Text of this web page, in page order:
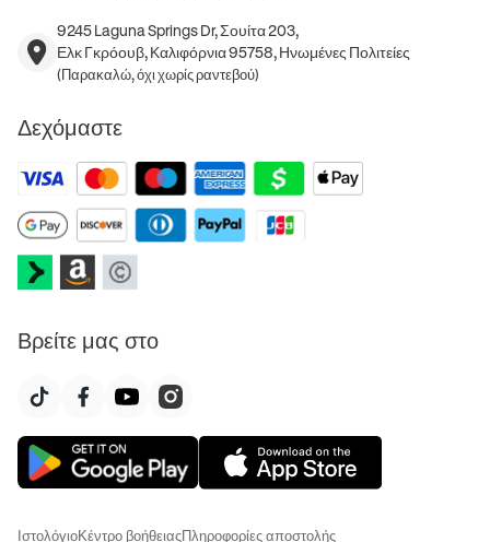
9245 Laguna Springs Dr, Σουίτα 203,
Ελκ Γκρόουβ, Καλιφόρνια 95758, Ηνωμένες Πολιτείες
(Παρακαλώ, όχι χωρίς ραντεβού)
Δεχόμαστε
Βρείτε μας στο
ΙστολόγιοΚέντρο βοήθειαςΠληροφορίες αποστολής